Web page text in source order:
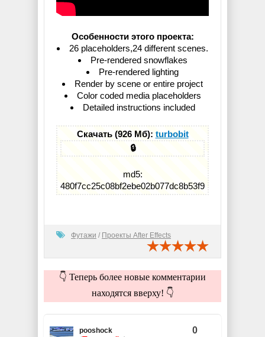
Особенности этого проекта:
26 placeholders,24 different scenes.
Pre-rendered snowflakes
Pre-rendered lighting
Render by scene or entire project
Color coded media placeholders
Detailed instructions included
Скачать (926 Мб): turbobit
🔒
md5:
480f7cc25c08bf2ebe02b077dc8b53f9
Футажи / Проекты After Effects
👇 Теперь более новые комментарии
находятся вверху! 👇
pooshock 0